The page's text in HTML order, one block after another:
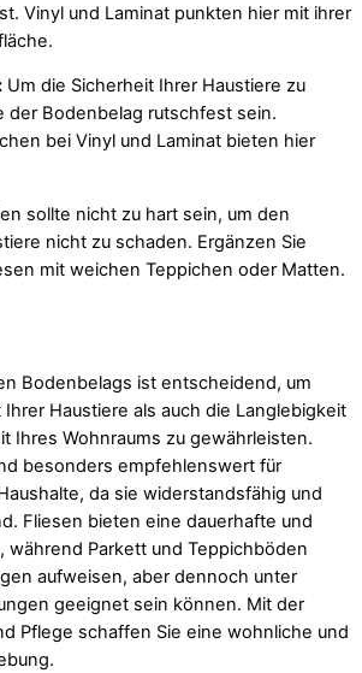
Vinyl und Laminat punkten hier mit ihrer
Um die Sicherheit Ihrer Haustiere zu
der Bodenbelag rutschfest sein.
bei Vinyl und Laminat bieten hier
sollte nicht zu hart sein, um den
nicht zu schaden. Ergänzen Sie
mit weichen Teppichen oder Matten.
Bodenbelags ist entscheidend, um
Haustiere als auch die Langlebigkeit
Ihres Wohnraums zu gewährleisten.
besonders empfehlenswert für
da sie widerstandsfähig und
Fliesen bieten eine dauerhafte und
während Parkett und Teppichböden
aufweisen, aber dennoch unter
geeignet sein können. Mit der
Pflege schaffen Sie eine wohnliche und